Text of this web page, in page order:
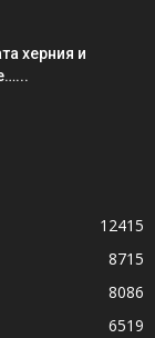
херния и
12415
8715
8086
6519